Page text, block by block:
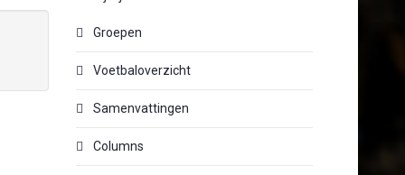
Groepen
Voetbaloverzicht
Samenvattingen
Columns